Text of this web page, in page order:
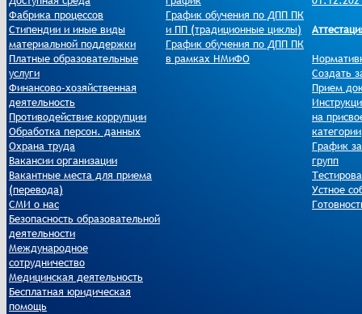
Фабрика процессов
Стипендии и иные виды
материальной поддержки
Платные образовательные
услуги
Финансово-хозяйственная
деятельность
Противодействие коррупции
Обработка персон. данных
Охрана труда
Вакансии организации
Вакантные места для приема
(перевода)
СМИ о нас
Безопасность образовательной
деятельности
Международное
сотрудничество
Медицинская деятельность
Бесплатная юридическая
помощь
График обучения по ДПП ПК
и ПП (традиционные циклы)
График обучения по ДПП ПК
в рамках НМиФО
Создать
Прием
на
категории
График
групп
Устное